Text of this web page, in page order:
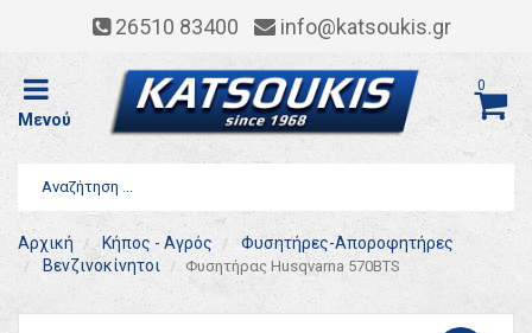
26510 83400 info@katsoukis.gr
Μενού
0
Αρχική Κήπος - Αγρός
Φυσητήρες-Αποροφητήρες
Βενζινοκίνητοι
Φυσητήρας Husqvarna 570BTS